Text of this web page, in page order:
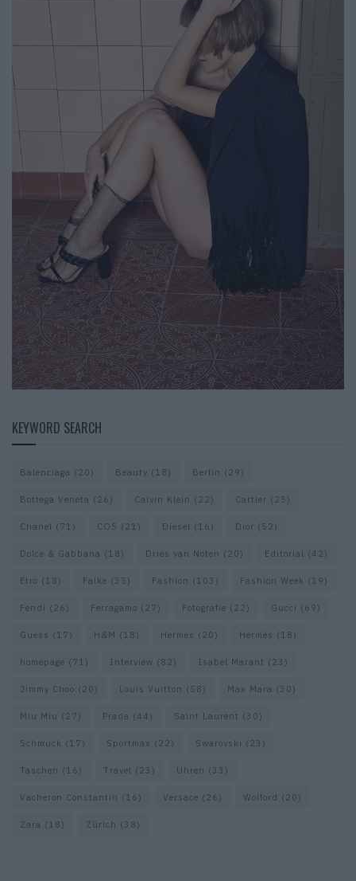
KEYWORD SEARCH
Balenciaga (20) Beauty (18) Berlin (29)
Bottega Veneta (26) Calvin Klein (22) Cartier (25)
Chanel (71) COS (21) Diesel (16) Dior (52)
Dolce & Gabbana (18) Dries van Noten (20) Editorial (42)
Etro (18) Falke (35) Fashion (103) Fashion Week (19)
Fendi (26) Ferragamo (27) Fotografie (22) Gucci (69)
Guess (17) H&M (18) Hermes (20) Hermès (18)
homepage (71) Interview (82) Isabel Marant (23)
Jimmy Choo (20) Louis Vuitton (58) Max Mara (30)
Miu Miu (27) Prada (44) Saint Laurent (30)
Schmuck (17) Sportmax (22) Swarovski (23)
Taschen (16) Travel (23) Uhren (33)
Vacheron Constantin (16) Versace (26) Wolford (20)
Zara (18) Zürich (38)